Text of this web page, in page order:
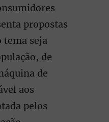
propostas
tema seja
de
de
aos
pelos